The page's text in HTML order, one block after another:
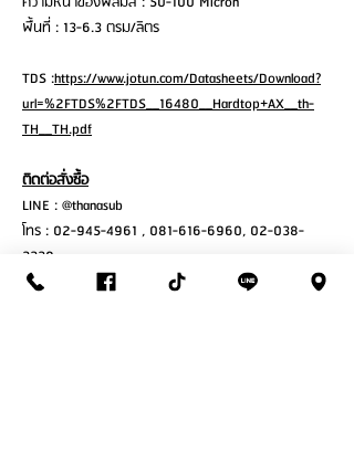
พื้นที่ : 13-6.3 ตรม/ลิตร
TDS :https://www.jotun.com/Datasheets/Download?
url=%2FTDS%2FTDS__16480__Hardtop+AX__th-
TH__TH.pdf
ติดต่อสั่งซื้อ
LINE : @thanasub
โทร : 02-945-4961 , 081-616-6960, 02-038-
3339
เวลาทำการ : จันทร์ – เสาร์ ( 7:30 – 17:30 )